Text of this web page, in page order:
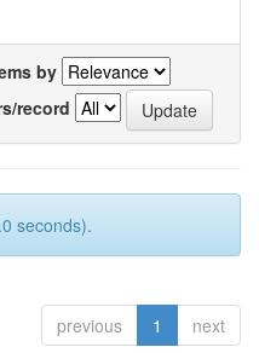
by
record
seconds).
previous 1 next